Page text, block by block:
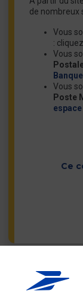
de nombreux
Vous
:
Vous
Vous
Poste
Ce
Contacter les